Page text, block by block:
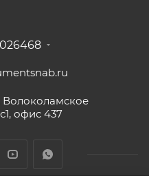
Волоколамское
офис 437